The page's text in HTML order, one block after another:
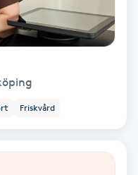
Friskvård